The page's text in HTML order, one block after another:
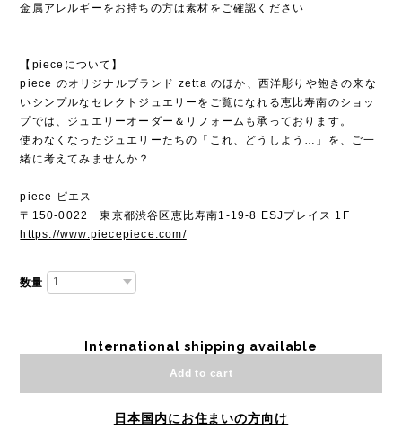
金属アレルギーをお持ちの方は素材をご確認ください
【pieceについて】
piece のオリジナルブランド zetta のほか、西洋彫りや飽きの来な
いシンプルなセレクトジュエリーをご覧になれる恵比寿南のショッ
プでは、ジュエリーオーダー＆リフォームも承っております。
使わなくなったジュエリーたちの「これ、どうしよう…」を、ご一
緒に考えてみませんか？
piece ピエス
〒150-0022 東京都渋谷区恵比寿南1-19-8 ESJプレイス 1F
https://www.piecepiece.com/
数量
International shipping available
Add to cart
日本国内にお住まいの方向け